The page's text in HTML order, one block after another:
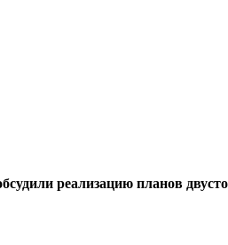
реализацию планов